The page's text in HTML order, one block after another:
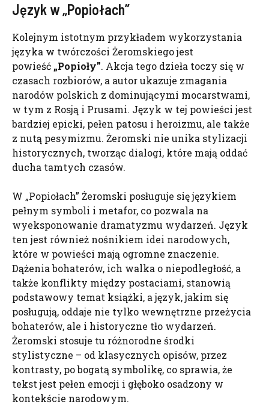
Język w „Popiołach”
Kolejnym istotnym przykładem wykorzystania
języka w twórczości Żeromskiego jest
powieść „Popioły”. Akcja tego dzieła toczy się w
czasach rozbiorów, a autor ukazuje zmagania
narodów polskich z dominującymi mocarstwami,
w tym z Rosją i Prusami. Język w tej powieści jest
bardziej epicki, pełen patosu i heroizmu, ale także
z nutą pesymizmu. Żeromski nie unika stylizacji
historycznych, tworząc dialogi, które mają oddać
ducha tamtych czasów.
W „Popiołach” Żeromski posługuje się językiem
pełnym symboli i metafor, co pozwala na
wyeksponowanie dramatyzmu wydarzeń. Język
ten jest również nośnikiem idei narodowych,
które w powieści mają ogromne znaczenie.
Dążenia bohaterów, ich walka o niepodległość, a
także konflikty między postaciami, stanowią
podstawowy temat książki, a język, jakim się
posługują, oddaje nie tylko wewnętrzne przeżycia
bohaterów, ale i historyczne tło wydarzeń.
Żeromski stosuje tu różnorodne środki
stylistyczne – od klasycznych opisów, przez
kontrasty, po bogatą symbolikę, co sprawia, że
tekst jest pełen emocji i głęboko osadzony w
kontekście narodowym.